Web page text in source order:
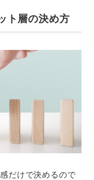
ト層の決め方
だけで決めるので